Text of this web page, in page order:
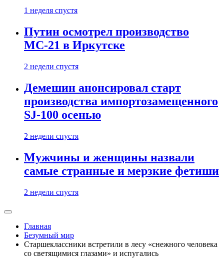
1 неделя спустя
Путин осмотрел производство
МС-21 в Иркутске
2 недели спустя
Демешин анонсировал старт
производства импортозамещенного
SJ-100 осенью
2 недели спустя
Мужчины и женщины назвали
самые странные и мерзкие фетиши
2 недели спустя
Главная
Безумный мир
Старшеклассники встретили в лесу «снежного человека
со светящимися глазами» и испугались